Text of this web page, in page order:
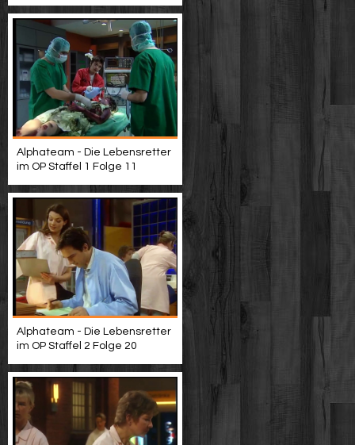
Alphateam - Die Lebensretter
im OP Staffel 1 Folge 11
Alphateam - Die Lebensretter
im OP Staffel 2 Folge 20